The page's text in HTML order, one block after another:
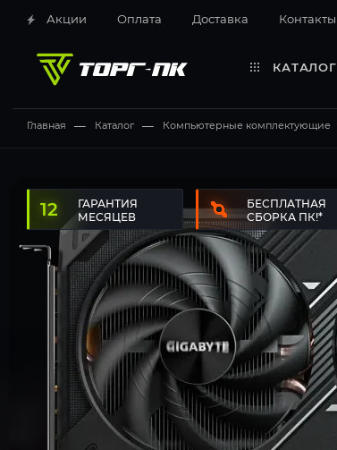
Акции Оплата Доставка Контакты
КАТАЛОГ
Главная — Каталог — Компьютерные комплектующие
12 месяцев Бесплатная сборка ПК